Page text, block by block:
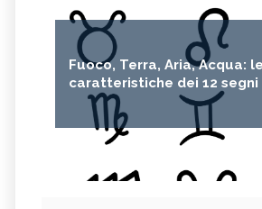
Fuoco, Terra, Aria, Acqua: le
caratteristiche dei 12